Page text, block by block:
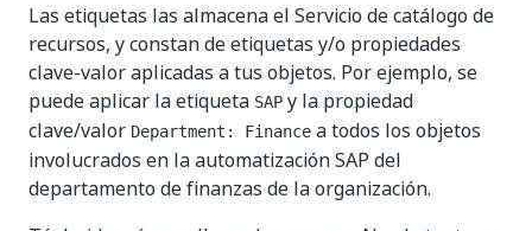
Las etiquetas las almacena el Servicio de catálogo de
recursos, y constan de etiquetas y/o propiedades
clave-valor aplicadas a tus objetos. Por ejemplo, se
puede aplicar la etiqueta SAP y la propiedad
clave/valor Department: Finance a todos los objetos
involucrados en la automatización SAP del
departamento de finanzas de la organización.